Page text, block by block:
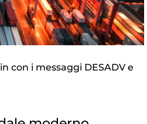
con i messaggi DESADV e